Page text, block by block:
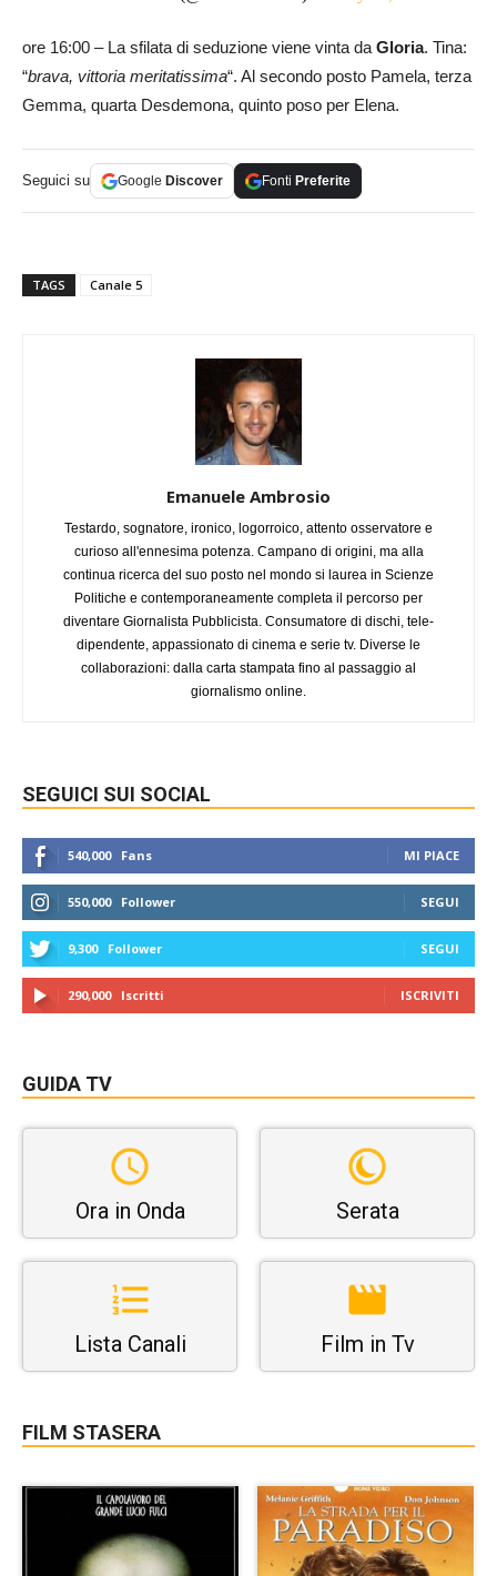
ore 16:00 – La sfilata di seduzione viene vinta daGloria. Tina:
“brava, vittoria meritatissima“. Al secondo posto Pamela, terza
Gemma, quarta Desdemona, quinto poso per Elena.
Seguici su Google Discover Fonti Preferite
TAGS Canale 5
Emanuele Ambrosio
Testardo, sognatore, ironico, logorroico, attento osservatore e
curioso all'ennesima potenza. Campano di origini, ma alla
continua ricerca del suo posto nel mondo si laurea in Scienze
Politiche e contemporaneamente completa il percorso per
diventare Giornalista Pubblicista. Consumatore di dischi, tele-
dipendente, appassionato di cinema e serie tv. Diverse le
collaborazioni: dalla carta stampata fino al passaggio al
giornalismo online.
SEGUICI SUI SOCIAL
540,000 Fans MI PIACE
550,000 Follower SEGUI
9,300 Follower SEGUI
290,000 Iscritti ISCRIVITI
GUIDA TV
Ora in Onda Serata
Lista Canali Film in Tv
FILM STASERA